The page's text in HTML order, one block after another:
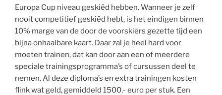
Europa Cup niveau geskiëd hebben. Wanneer je zelf
nooit competitief geskiëd hebt, is het eindigen binnen
10% marge van de door de voorskiërs gezette tijd een
bijna onhaalbare kaart. Daar zal je heel hard voor
moeten trainen, dat kan door aan een of meerdere
speciale trainingsprogramma’s of cursussen deel te
nemen. Al deze diploma’s en extra trainingen kosten
flink wat geld, gemiddeld 1500,- euro per stuk. Een